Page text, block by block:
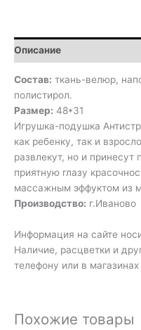
Описание
Состав: ткань-велюр,
полистирол.
Размер: 48*31
Игрушка-подушка
как ребенку, так и
развлекут, но и
приятную глазу
массажным эффуктом из
Производство: г.Иваново
Информация на сайте
Наличие, расцветки и
телефону или в магазинах
Похожие товары